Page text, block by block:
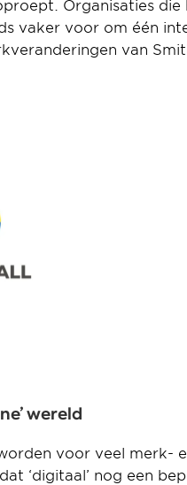
Organisaties die
vaker voor om één
van
wereld
voor veel merk-
‘digitaal’ nog een